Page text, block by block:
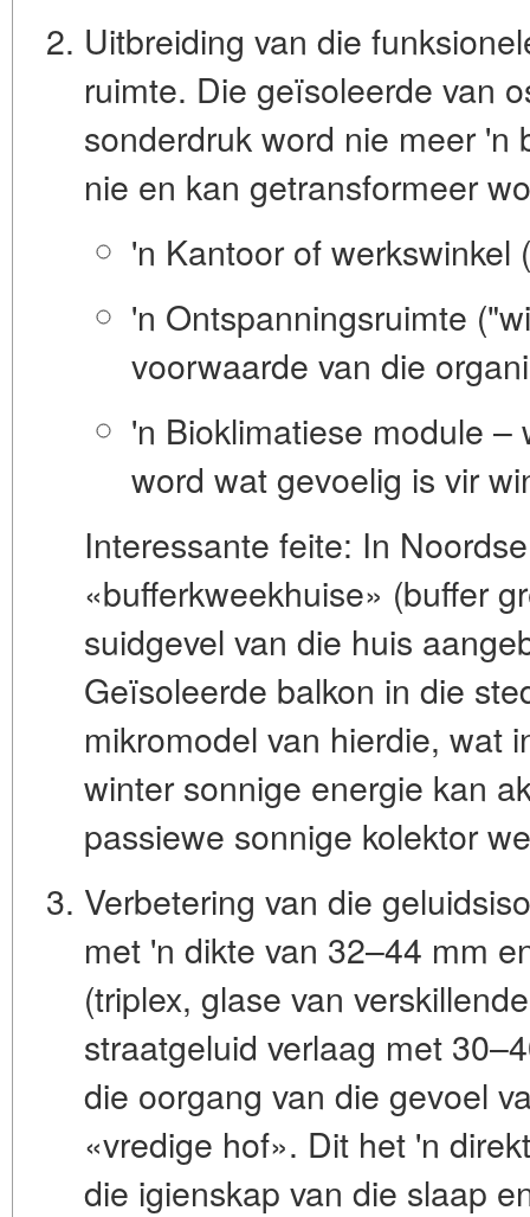
Uitbreiding van die
ruimte. Die geïsoleerde van
sonderdruk word nie meer 'n
nie en kan getransformeer
'n Kantoor of werkswinkel
'n Ontspanningsruimte
voorwaarde van die
'n Bioklimatiese module –
word wat gevoelig is vir
Interessante feite: In
«bufferkweekhuise» (buffer
suidgevel van die huis
Geïsoleerde balkon in die
mikromodel van hierdie, wat
winter sonnige energie kan
passiewe sonnige kolektor
Verbetering van die
met 'n dikte van 32–44 mm
(triplex, glase van
straatgeluid verlaag met
die oorgang van die gevoel
«vredige hof». Dit het 'n
die igienskap van die slaap